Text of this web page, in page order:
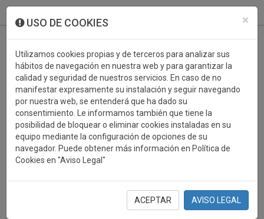
×
USO DE COOKIES
Utilizamos cookies propias y de terceros para analizar sus
hábitos de navegación en nuestra web y para garantizar la
calidad y seguridad de nuestros servicios. En caso de no
manifestar expresamente su instalación y seguir navegando
por nuestra web, se entenderá que ha dado su
consentimiento. Le informamos también que tiene la
posibilidad de bloquear o eliminar cookies instaladas en su
equipo mediante la configuración de opciones de su
navegador. Puede obtener más información en Política de
Cookies en "Aviso Legal"
ACEPTAR AVISO LEGAL
TROFEOS DEPORTIVOS
FUTBOL
En esta sección encontrarás una gran variedad de
trofeos deportivos. Define tu búsqueda mediante los
filtros por deporte, material y precio del trofeo.